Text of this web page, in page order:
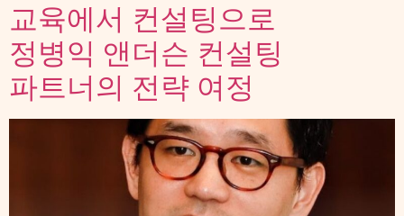
교육에서 컨설팅으로
정병익 앤더슨 컨설팅
파트너의 전략 여정